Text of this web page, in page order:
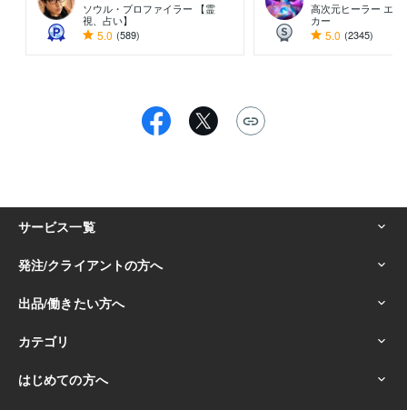
ソウル・プロファイラー 【霊
視、占い】
5.0 (589)
高次元ヒーラー エネ
カー
5.0 (2345)